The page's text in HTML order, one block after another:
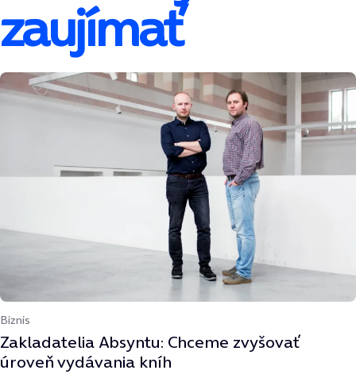
zaujímať
Biznis
Zakladatelia Absyntu: Chceme zvyšovať
úroveň vydávania kníh